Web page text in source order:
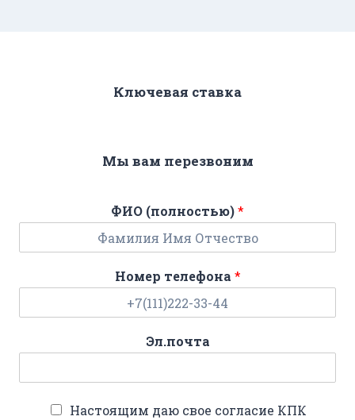
Ключевая ставка
Мы вам перезвоним
ФИО (полностью)*
Номер телефона *
Эл.почта
Настоящим даю свое согласие КПК